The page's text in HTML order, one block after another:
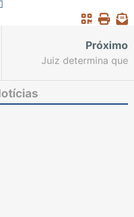
Próximo
Juiz determina que
de serviços essenciais
no Município de Jardim